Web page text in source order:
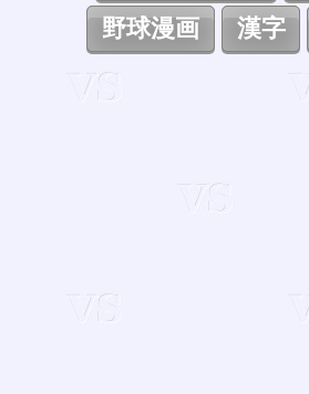
野球漫画
漢字